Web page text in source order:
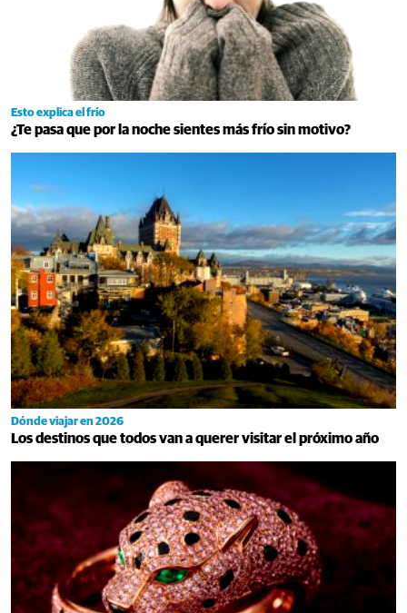
Esto explica el frío
¿Te pasa que por la noche sientes más frío sin motivo?
Dónde viajar en 2026
Los destinos que todos van a querer visitar el próximo año